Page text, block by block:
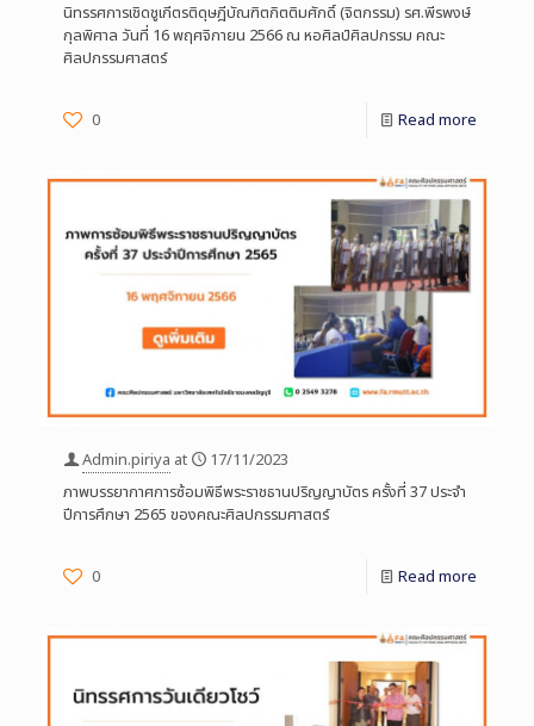
นิทรรศการเชิดชูเกีตรติดุษฎีบัณฑิตกิตติมศักดิ์ (จิตกรรม) รศ.พีรพงษ์
กุลพิศาล วันที่ 16 พฤศจิกายน 2566 ณ หอศิลป์ศิลปกรรม คณะ
ศิลปกรรมศาสตร์
0 Read more
Admin.piriya at
17/11/2023
ภาพบรรยากาศการซ้อมพิธีพระราชธานปริญญาบัตร ครั้งที่ 37 ประจำ
ปีการศึกษา 2565 ของคณะศิลปกรรมศาสตร์
0 Read more